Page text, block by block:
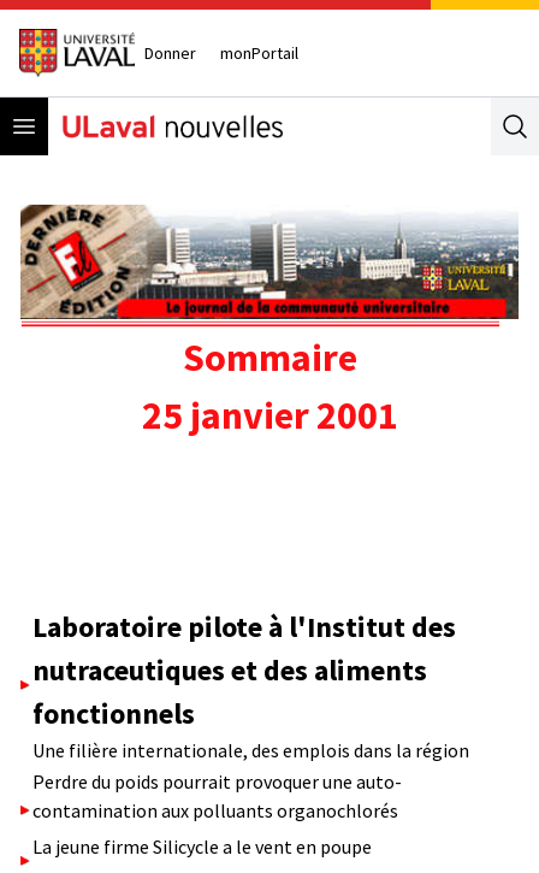
Donner monPortail
Open menu
Sommaire
25 janvier 2001
Laboratoire pilote à l'Institut des
nutraceutiques et des aliments
fonctionnels
Une filière internationale, des emplois dans la région
Perdre du poids pourrait provoquer une auto-
contamination aux polluants organochlorés
La jeune firme Silicycle a le vent en poupe